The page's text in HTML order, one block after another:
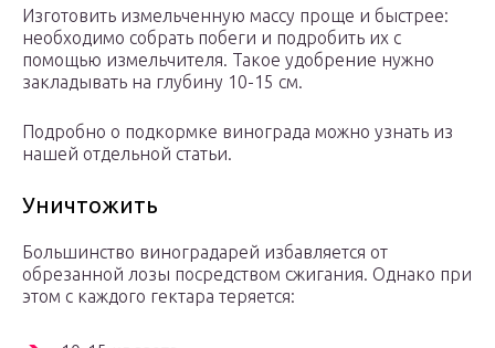
Изготовить измельченную массу проще и быстрее:
необходимо собрать побеги и подробить их с
помощью измельчителя. Такое удобрение нужно
закладывать на глубину 10-15 см.
Подробно о подкормке винограда можно узнать из
нашей отдельной статьи.
Уничтожить
Большинство виноградарей избавляется от
обрезанной лозы посредством сжигания. Однако при
этом с каждого гектара теряется: